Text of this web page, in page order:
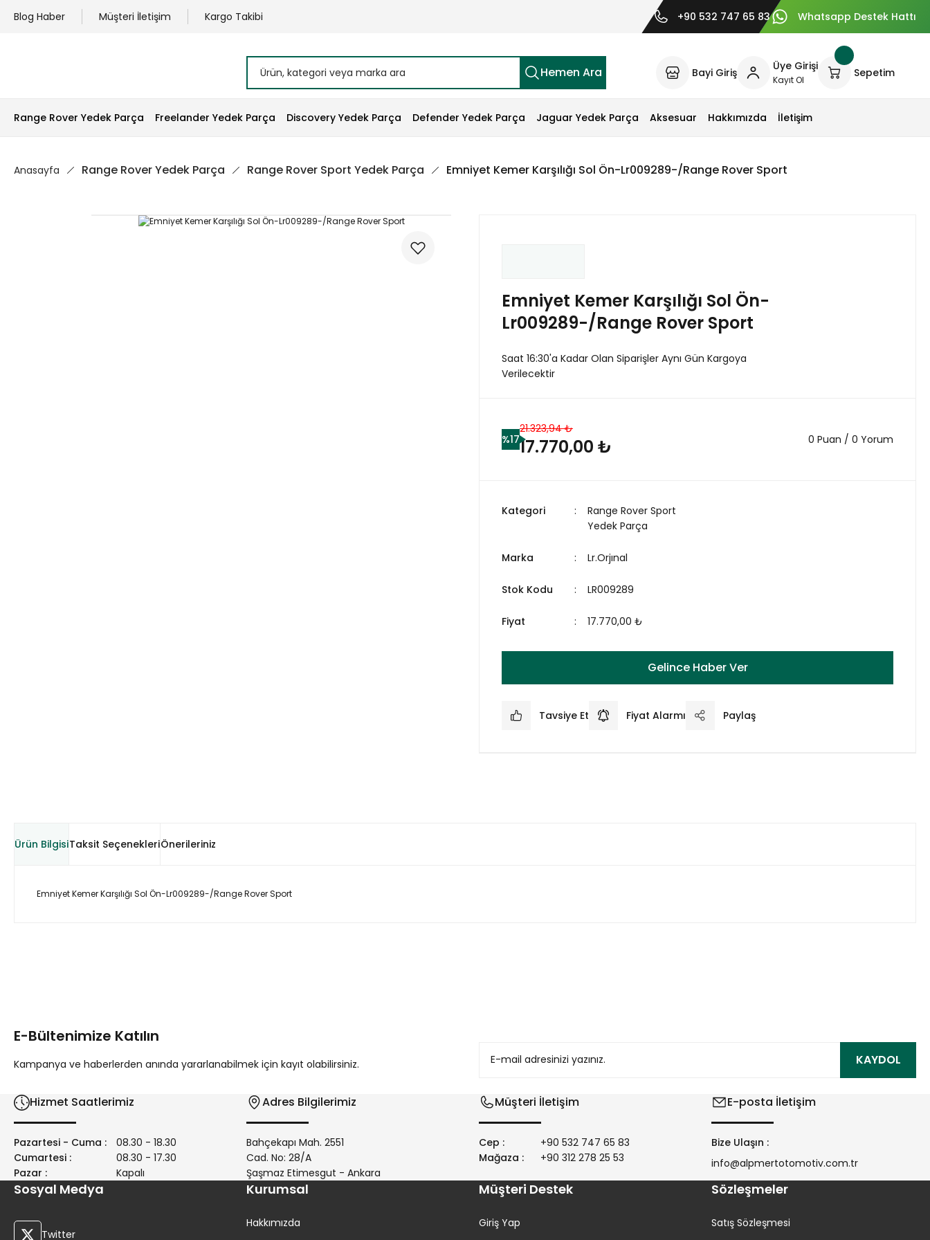
Blog Haber Müşteri İletişim Kargo Takibi +90 532 747 65 83 Whatsapp Destek Hattı
Hemen Ara Bayi Giriş Üye Girişi
Kayıt Ol
Sepetim
Range Rover Yedek Parça Freelander Yedek Parça Discovery Yedek Parça Defender Yedek Parça Jaguar Yedek Parça Aksesuar Hakkımızda İletişim
Anasayfa Range Rover Yedek Parça Range Rover Sport Yedek Parça Emniyet Kemer Karşılığı Sol Ön-Lr009289-/Range Rover Sport
Emniyet Kemer Karşılığı Sol Ön-
Lr009289-/Range Rover Sport
Saat 16:30'a Kadar Olan Siparişler Aynı Gün Kargoya
Verilecektir
%17
21.323,94 ₺
17.770,00 ₺ 0 Puan / 0 Yorum
Kategori
Range Rover Sport
Yedek Parça
Marka Lr.Orjınal
Stok Kodu LR009289
Fiyat 17.770,00 ₺
Gelince Haber Ver
Tavsiye Et Fiyat Alarmı Paylaş
Ürün BilgisiTaksit SeçenekleriÖnerileriniz
Emniyet Kemer Karşılığı Sol Ön-Lr009289-/Range Rover Sport
Ürün bilgilerinde hatalar bulunuyor.
E-Bültenimize Katılın
Kampanya ve haberlerden anında yararlanabilmek için kayıt olabilirsiniz. KAYDOL
Hizmet Saatlerimiz
Pazartesi - Cuma :
08.30 - 18.30
Cumartesi :
08.30 - 17.30
Pazar :
Kapalı
Adres Bilgilerimiz
Bahçekapı Mah. 2551
Cad. No: 28/A
Şaşmaz Etimesgut - Ankara
Müşteri İletişim
Cep :
+90 532 747 65 83
Mağaza :
+90 312 278 25 53
E-posta İletişim
Bize Ulaşın :
info@alpmertotomotiv.com.tr
Sosyal Medya
Twitter
Kurumsal
Hakkımızda
Müşteri Destek
Giriş Yap
Sözleşmeler
Satış Sözleşmesi